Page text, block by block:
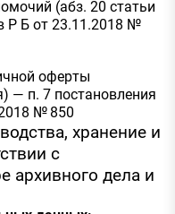
(абз. 20 статьи
Р Б от 23.11.2018 №
оферты
— п. 7 постановления
№ 850
хранение и
с
архивного дела и